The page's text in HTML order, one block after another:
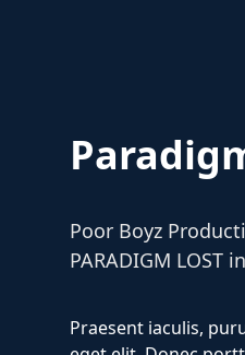
Poor Boyz
PARADIGM
Praesent iaculis,